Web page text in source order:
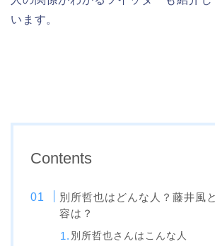
います。
Contents
別所哲也はどんな人？藤井風
容は？
別所哲也さんはこんな人